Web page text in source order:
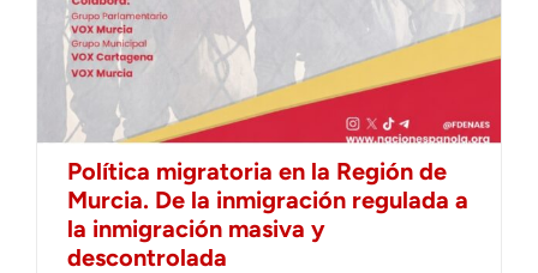
Política migratoria en la Región de
Murcia. De la inmigración regulada a
la inmigración masiva y
descontrolada